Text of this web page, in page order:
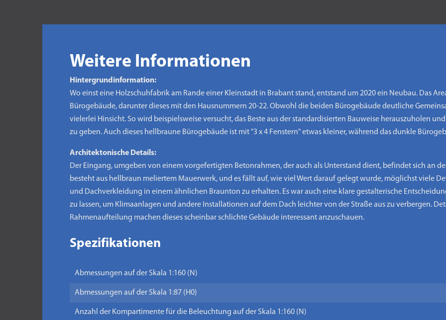
Weitere Informationen
Hintergrundinformation:
Wo einst eine Holzschuhfabrik am Rande einer Kleinstadt in Brabant stand, entstand um 2020 ein Neubau. Das
Bürogebäude, darunter dieses mit den Hausnummern 20-22. Obwohl die beiden Bürogebäude deutliche
vielerlei Hinsicht. So wird beispielsweise versucht, das Beste aus der standardisierten Bauweise herauszuholen
zu geben. Auch dieses hellbraune Bürogebäude ist mit "3 x 4 Fenstern" etwas kleiner, während das dunkle
Architektonische Details:
Der Eingang, umgeben von einem vorgefertigten Betonrahmen, der auch als Unterstand dient, befindet sich an
besteht aus hellbraun meliertem Mauerwerk, und es fällt auf, wie viel Wert darauf gelegt wurde, möglichst viele
und Dachverkleidung in einem ähnlichen Braunton zu erhalten. Es war auch eine klare gestalterische
zu lassen, um Klimaanlagen und andere Installationen auf dem Dach leichter von der Straße aus zu verbergen.
Rahmenaufteilung machen dieses scheinbar schlichte Gebäude interessant anzuschauen.
Spezifikationen
Abmessungen auf der Skala 1:160 (N)
Abmessungen auf der Skala 1:87 (H0)
Anzahl der Kompartimente für die Beleuchtung auf der Skala 1:160 (N)